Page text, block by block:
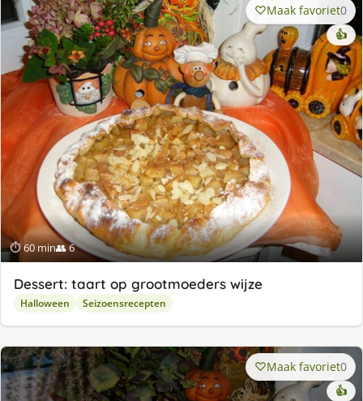
⏱ 60 min👥 6
Maak favoriet0
👍
Dessert: taart op grootmoeders wijze
Halloween Seizoensrecepten
Maak favoriet0
👍